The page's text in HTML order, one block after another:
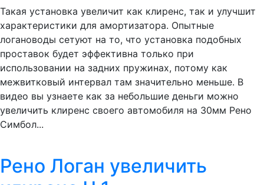
Такая установка увеличит как клиренс, так и улучшит
характеристики для амортизатора. Опытные
логановоды сетуют на то, что установка подобных
проставок будет эффективна только при
использовании на задних пружинах, потому как
межвитковый интервал там значительно меньше. В
видео вы узнаете как за небольшие деньги можно
увеличить клиренс своего автомобиля на 30мм Рено
Симбол...
Рено Логан увеличить